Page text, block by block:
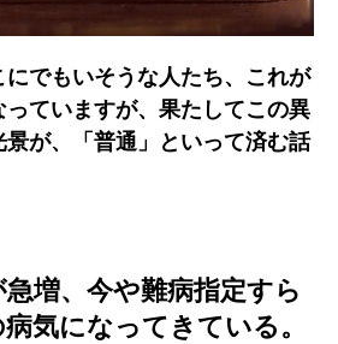
でもいそうな人たち、これが
ていますが、果たしてこの異
が、「普通」といって済む話
増、今や難病指定すら
気になってきている。